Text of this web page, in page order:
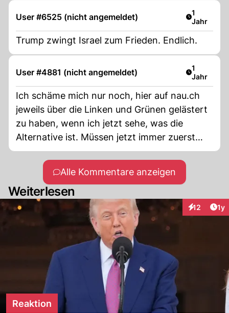
User #6525 (nicht angemeldet) Artikel
1
Jahr
Trump zwingt Israel zum Frieden. Endlich.
User #4881 (nicht angemeldet) Artikel
1
Jahr
Ich schäme mich nur noch, hier auf nau.ch
jeweils über die Linken und Grünen gelästert
zu haben, wenn ich jetzt sehe, was die
Alternative ist. Müssen jetzt immer zuerst
Bomben fallen, bevor man miteinander
spricht???
Alle Kommentare anzeigen
Weiterlesen
12 1y
Reaktion